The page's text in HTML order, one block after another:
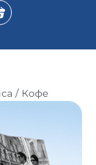
/ Кофе